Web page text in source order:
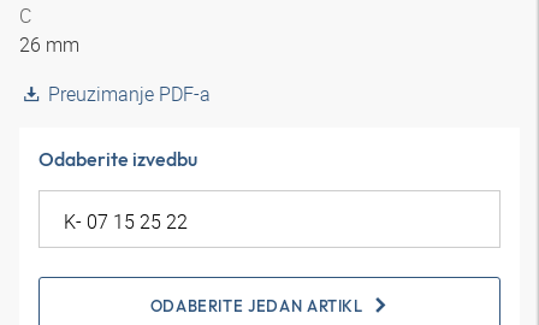
C
26 mm
Preuzimanje PDF-a
Odaberite izvedbu
ODABERITE JEDAN ARTIKL